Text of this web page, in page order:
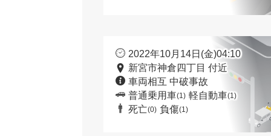
2022年10月14日(金)04:10
新宮市神倉四丁目 付近
車両相互 中破事故
普通乗用車(1) 軽自動車(1)
死亡(0) 負傷(1)